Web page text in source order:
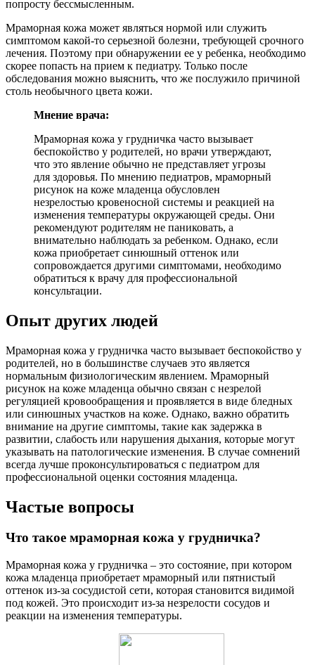
попросту бессмысленным.
Мраморная кожа может являться нормой или служить
симптомом какой-то серьезной болезни, требующей срочного
лечения. Поэтому при обнаружении ее у ребенка, необходимо
скорее попасть на прием к педиатру. Только после
обследования можно выяснить, что же послужило причиной
столь необычного цвета кожи.
Мнение врача:
Мраморная кожа у грудничка часто вызывает
беспокойство у родителей, но врачи утверждают,
что это явление обычно не представляет угрозы
для здоровья. По мнению педиатров, мраморный
рисунок на коже младенца обусловлен
незрелостью кровеносной системы и реакцией на
изменения температуры окружающей среды. Они
рекомендуют родителям не паниковать, а
внимательно наблюдать за ребенком. Однако, если
кожа приобретает синюшный оттенок или
сопровождается другими симптомами, необходимо
обратиться к врачу для профессиональной
консультации.
Опыт других людей
Мраморная кожа у грудничка часто вызывает беспокойство у
родителей, но в большинстве случаев это является
нормальным физиологическим явлением. Мраморный
рисунок на коже младенца обычно связан с незрелой
регуляцией кровообращения и проявляется в виде бледных
или синюшных участков на коже. Однако, важно обратить
внимание на другие симптомы, такие как задержка в
развитии, слабость или нарушения дыхания, которые могут
указывать на патологические изменения. В случае сомнений
всегда лучше проконсультироваться с педиатром для
профессиональной оценки состояния младенца.
Частые вопросы
Что такое мраморная кожа у грудничка?
Мраморная кожа у грудничка – это состояние, при котором
кожа младенца приобретает мраморный или пятнистый
оттенок из-за сосудистой сети, которая становится видимой
под кожей. Это происходит из-за незрелости сосудов и
реакции на изменения температуры.